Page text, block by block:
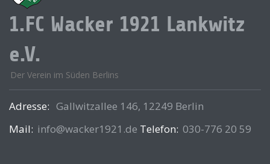
1.FC Wacker 1921 Lankwitz
e.V.
Der Verein im Süden Berlins
Adresse: Gallwitzallee 146, 12249 Berlin
Mail: info@wacker1921.de Telefon: 030-776 20 59